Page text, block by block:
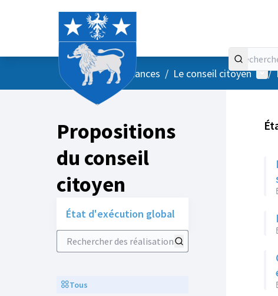
AccueilMenu principal
/ Vos instances / Le conseil citoyen /
Propositions
du conseil
citoyen
État d'exécution global
Rechercher des réalisations
ScopeTous